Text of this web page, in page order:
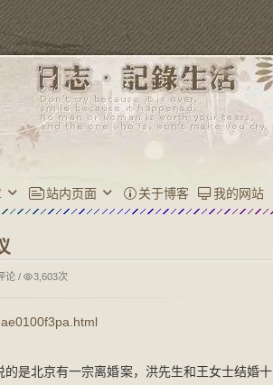
站内页面 关于博客 我的网站
论/ 3,603次
是北京有一宗离婚案，洪先生和王女士结婚十